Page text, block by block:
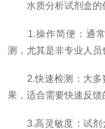
水质分析试剂盒的
1.操作简便：通常
测，尤其是非专业人员
2.快速检测：大多
果，适合需要快速反馈
3.高灵敏度：试剂